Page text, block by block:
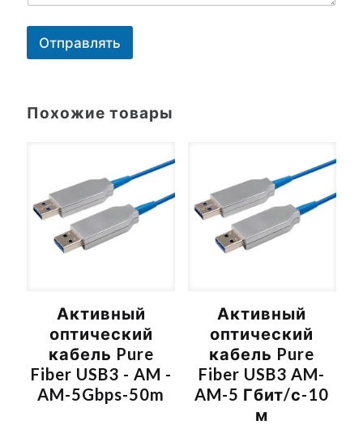
Отправлять
tПохожие товары
Активный
оптический
кабель Pure
Fiber USB3 - AM -
AM-5Gbps-50m
Активный
оптический
кабель Pure
Fiber USB3 AM-
AM-5 Гбит/с-10
м